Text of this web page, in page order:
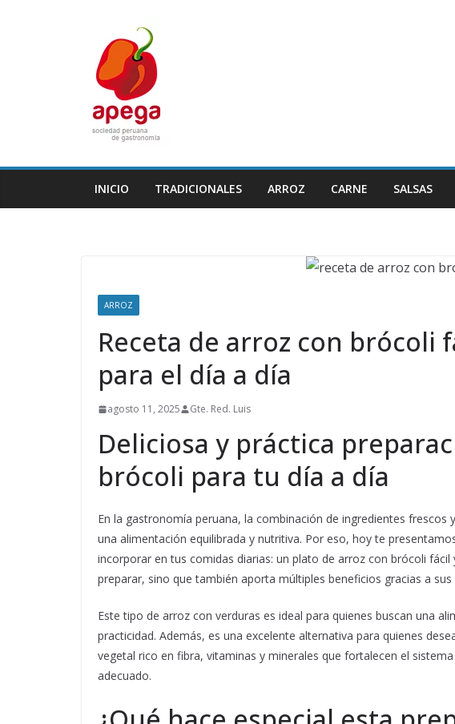
INICIO TRADICIONALES ARROZ CARNE SALSAS
ARROZ
Receta de arroz con brócoli
para el día a día
agosto 11, 2025 Gte. Red. Luis
Deliciosa y práctica
brócoli para tu día a día
En la gastronomía peruana, la combinación de ingredientes
una alimentación equilibrada y nutritiva. Por eso, hoy te
incorporar en tus comidas diarias: un plato de arroz con brócoli
preparar, sino que también aporta múltiples beneficios gracias a
Este tipo de arroz con verduras es ideal para quienes buscan una
practicidad. Además, es una excelente alternativa para quienes
vegetal rico en fibra, vitaminas y minerales que fortalecen el
adecuado.